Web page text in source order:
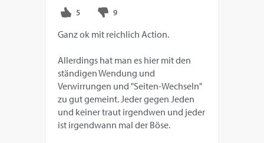
Ganz ok mit reichlich Action.
Allerdings hat man es hier mit den
ständigen Wendung und
Verwirrungen und "Seiten-Wechseln"
zu gut gemeint. Jeder gegen Jeden
und keiner traut irgendwen und jeder
ist irgendwann mal der Böse.